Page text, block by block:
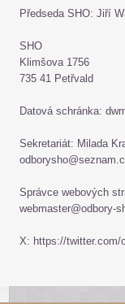
Předseda SHO: Jiří
SHO
Klimšova 1756
735 41 Petřvald
Datová schránka:
Sekretariát: Milada
Správce webových
webmaster@odbory-
X: https://twitter.com/